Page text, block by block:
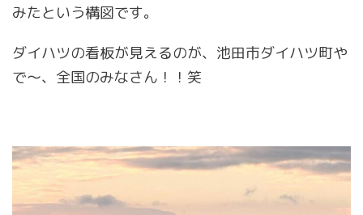
みたという構図です。
ダイハツの看板が見えるのが、池田市ダイハツ町や
で～、全国のみなさん！！笑